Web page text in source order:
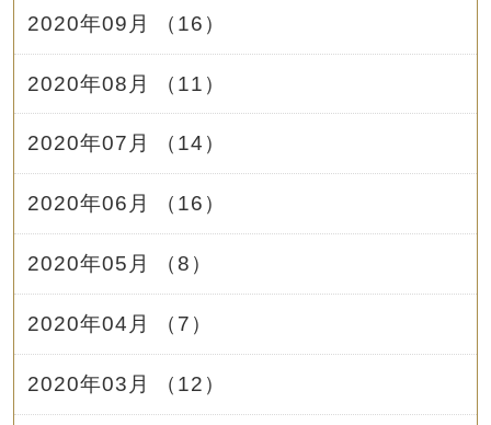
2020年09月 （16）
2020年08月 （11）
2020年07月 （14）
2020年06月 （16）
2020年05月 （8）
2020年04月 （7）
2020年03月 （12）